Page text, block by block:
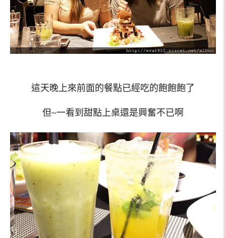
這天晚上來前面的餐點已經吃的飽飽飽了
但~一看到甜點上桌還是興奮不已啊